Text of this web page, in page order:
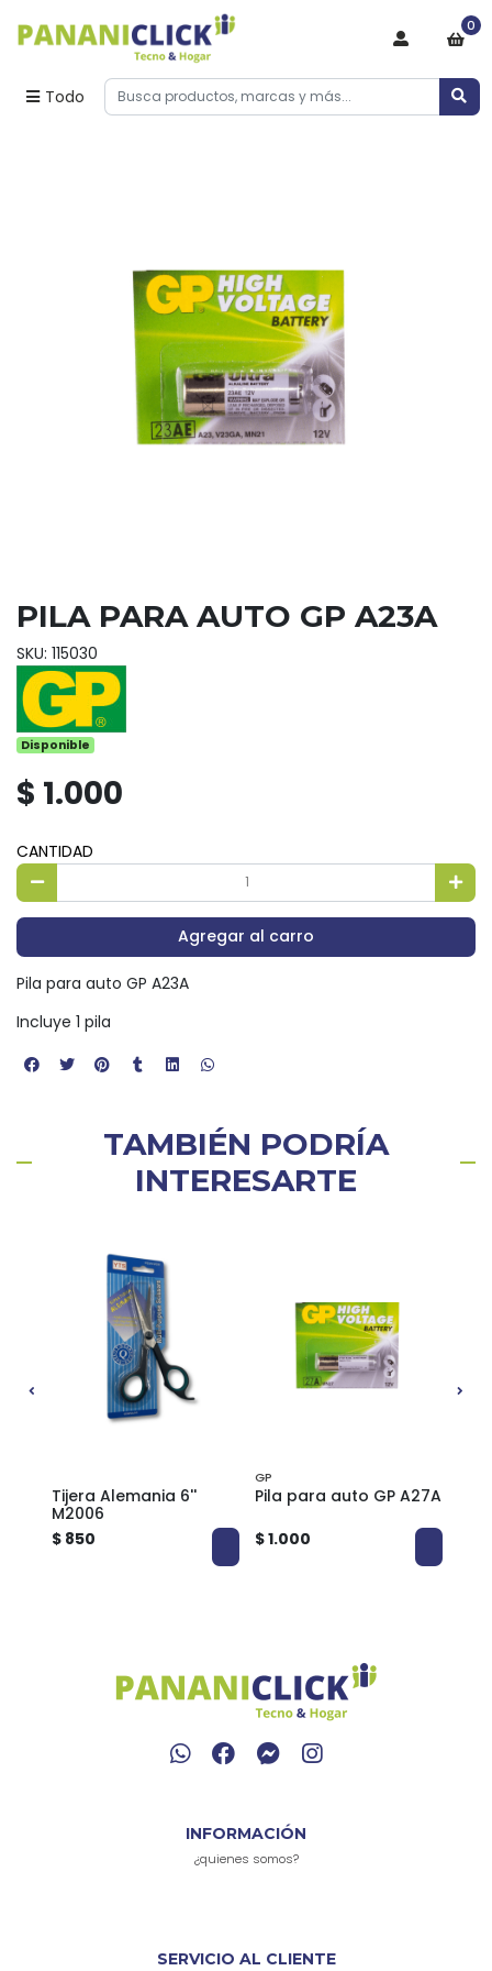
Todo
0
PILA PARA AUTO GP A23A
SKU: 115030
Disponible
$ 1.000
CANTIDAD
Agregar al carro
Pila para auto GP A23A
Incluye 1 pila
TAMBIÉN PODRÍA
INTERESARTE
Tijera Alemania 6''
M2006
$ 850
GP
Pila para auto GP A27A
$ 1.000
INFORMACIÓN
¿quienes somos?
SERVICIO AL CLIENTE